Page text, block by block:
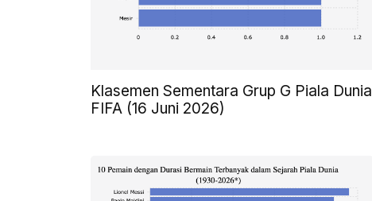
Klasemen Sementara Grup G Piala Dunia
FIFA (16 Juni 2026)